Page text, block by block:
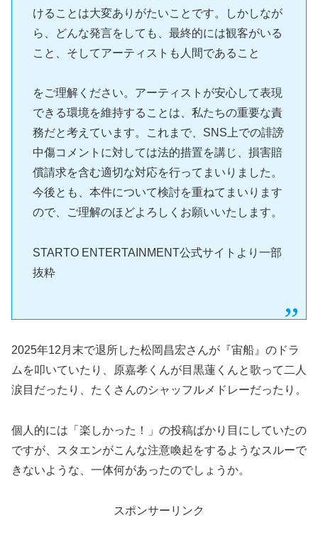
けることは大変ありがたいことです。しかしなが
ら、どんな発言をしても、最終的には観客がいる
こと、そしてアーティストも人間であること
をご理解ください。アーティストが安心して表現
できる環境を維持することは、私たちの重要な責
務だと考えています。これまで、SNS上での誹謗
中傷コメントに対しては法的措置を講じ、損害賠
償請求を含む適切な対応を行ってまいりました。
今後とも、本件について検討を重ねてまいります
ので、ご理解のほどよろしくお願いいたします。
STARTO ENTERTAINMENT公式サイトより一部
抜粋
2025年12月末で退所した松岡昌宏さんが『宙船』のドラ
ムを叩いていたり、原嘉孝くんが目黒蓮くんと歌って二人
涙目だったり、たくさんのシャッフルメドレーだったり。
個人的には「楽しかった！」の投稿ばかり目にしていたの
ですが、スタエンがこんな注意喚起をするようなスルーで
きないような、一体何があったのでしょうか。
スポンサーリンク